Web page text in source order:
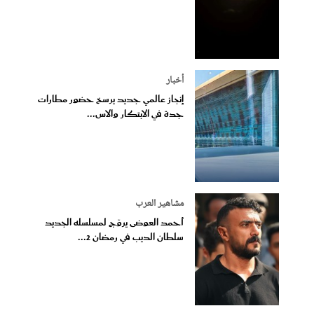
أخبار
إنجاز عالمي جديد يرسخ حضور مطارات
جدة في الابتكار والاس...
مشاهير العرب
أحمد العوضى يروّج لمسلسله الجديد
سلطان الديب في رمضان 2...